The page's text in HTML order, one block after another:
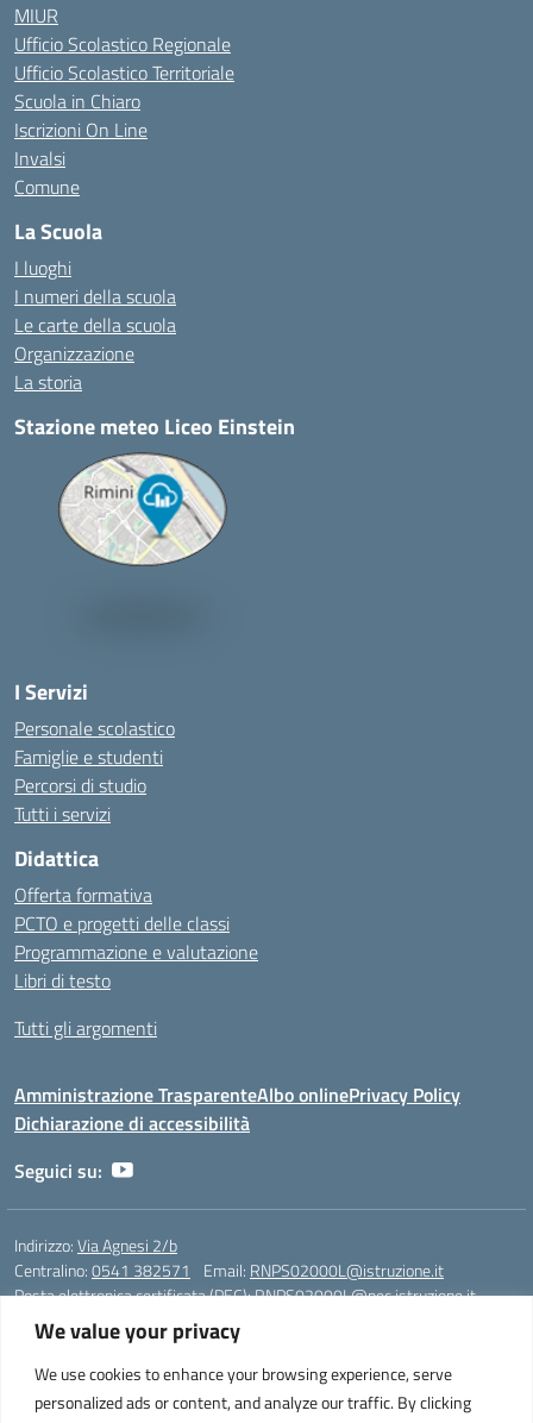
We value your privacy
We use cookies to enhance your browsing experience, serve
personalized ads or content, and analyze our traffic. By clicking
MIUR
Ufficio Scolastico Regionale
Ufficio Scolastico Territoriale
Scuola in Chiaro
Iscrizioni On Line
Invalsi
Comune
La Scuola
I luoghi
I numeri della scuola
Le carte della scuola
Organizzazione
La storia
Stazione meteo Liceo Einstein
I Servizi
Personale scolastico
Famiglie e studenti
Percorsi di studio
Tutti i servizi
Didattica
Offerta formativa
PCTO e progetti delle classi
Programmazione e valutazione
Libri di testo
Tutti gli argomenti
Amministrazione TrasparenteAlbo onlinePrivacy Policy
Dichiarazione di accessibilità
Seguici su:
Indirizzo:Via Agnesi 2/b
Centralino:0541 382571 Email: RNPS02000L@istruzione.it
Posta elettronica certificata (PEC):RNPS02000L@pec.istruzione.it
Codice fiscale: 82009530401
Codice meccanografico: RNPS02000L
Liceo Scientifico e Musicale "A. Einstein" - Via Agnesi 2/b - 47923 Rimini